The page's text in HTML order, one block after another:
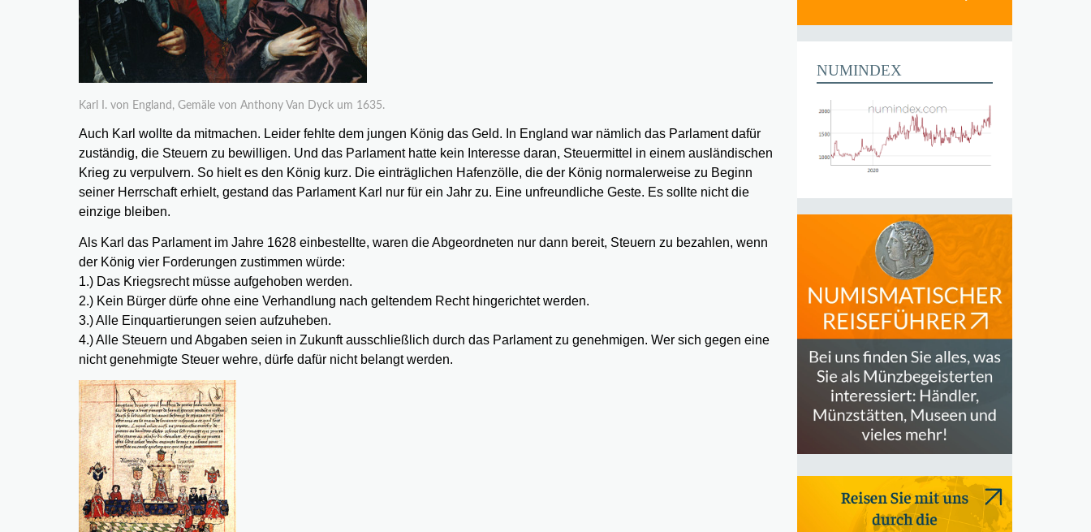
Karl I. von England, Gemäle von Anthony Van Dyck um 1635.
Auch Karl wollte da mitmachen. Leider fehlte dem jungen König das Geld. In England war nämlich das Parlament dafür
zuständig, die Steuern zu bewilligen. Und das Parlament hatte kein Interesse daran, Steuermittel in einem ausländischen
Krieg zu verpulvern. So hielt es den König kurz. Die einträglichen Hafenzölle, die der König normalerweise zu Beginn
seiner Herrschaft erhielt, gestand das Parlament Karl nur für ein Jahr zu. Eine unfreundliche Geste. Es sollte nicht die
einzige bleiben.
Als Karl das Parlament im Jahre 1628 einbestellte, waren die Abgeordneten nur dann bereit, Steuern zu bezahlen, wenn
der König vier Forderungen zustimmen würde:
1.) Das Kriegsrecht müsse aufgehoben werden.
2.) Kein Bürger dürfe ohne eine Verhandlung nach geltendem Recht hingerichtet werden.
3.) Alle Einquartierungen seien aufzuheben.
4.) Alle Steuern und Abgaben seien in Zukunft ausschließlich durch das Parlament zu genehmigen. Wer sich gegen eine
nicht genehmigte Steuer wehre, dürfe dafür nicht belangt werden.
NUMINDEX